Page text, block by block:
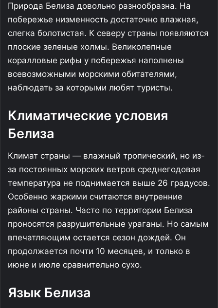
Природа Белиза довольно разнообразна. На
побережье низменность достаточно влажная,
слегка болотистая. К северу страны появляются
плоские зеленые холмы. Великолепные
коралловые рифы у побережья наполнены
всевозможными морскими обитателями,
наблюдать за которыми любят туристы.
Климатические условия
Белиза
Климат страны — влажный тропический, но из-
за постоянных морских ветров среднегодовая
температура не поднимается выше 26 градусов.
Особенно жаркими считаются внутренние
районы страны. Часто по территории Белиза
проносятся разрушительные ураганы. Но самым
впечатляющим остается сезон дождей. Он
продолжается почти 10 месяцев, и только в
июне и июле сравнительно сухо.
Язык Белиза